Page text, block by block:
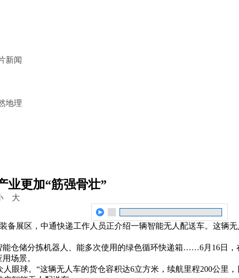
新闻
地理
业更加“筋强骨壮”
大
备展区，中通快递工作人员正介绍一辆智能无人配送车。这辆
仓储分拣机器人、能多次使用的绿色循环快递箱……6月16日
场景。
眼球。“这辆无人车的货仓容积达6立方米，续航里程200公里